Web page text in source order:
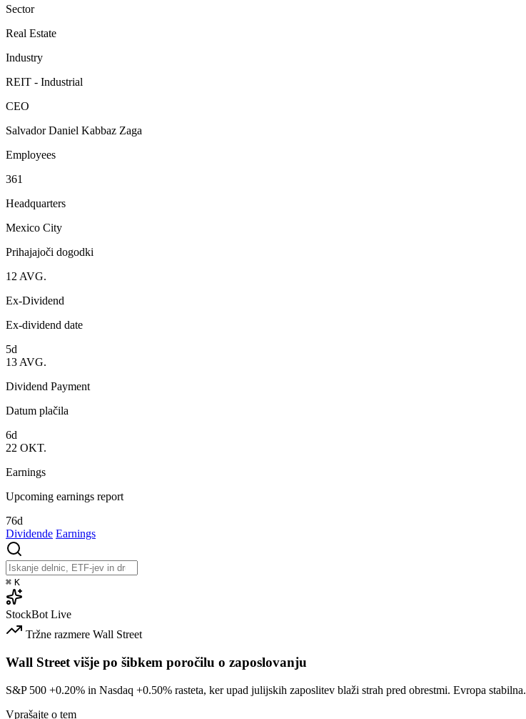
Sector
Real Estate
Industry
REIT - Industrial
CEO
Salvador Daniel Kabbaz Zaga
Employees
361
Headquarters
Mexico City
Prihajajoči dogodki
12 AVG.
Ex-Dividend
Ex-dividend date
5d
13 AVG.
Dividend Payment
Datum plačila
6d
22 OKT.
Earnings
Upcoming earnings report
76d
Dividende Earnings
⌘ K
StockBot Live
Tržne razmere Wall Street
Wall Street višje po šibkem poročilu o zaposlovanju
S&P 500 +0.20% in Nasdaq +0.50% rasteta, ker upad julijskih zaposlitev blaži strah pred obrestmi. Evropa stabilna.
Vprašajte o tem